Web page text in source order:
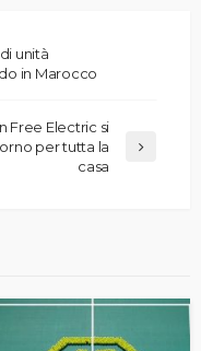
unità
in Marocco
Free Electric si
per tutta la
casa